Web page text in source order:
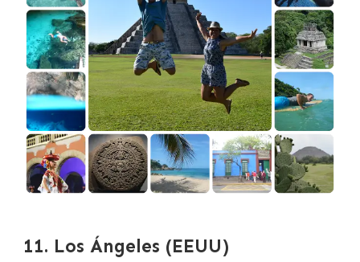
11. Los Ángeles (EEUU)